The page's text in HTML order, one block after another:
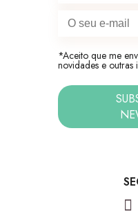
por metro
*Aceito que me
novidades e outras